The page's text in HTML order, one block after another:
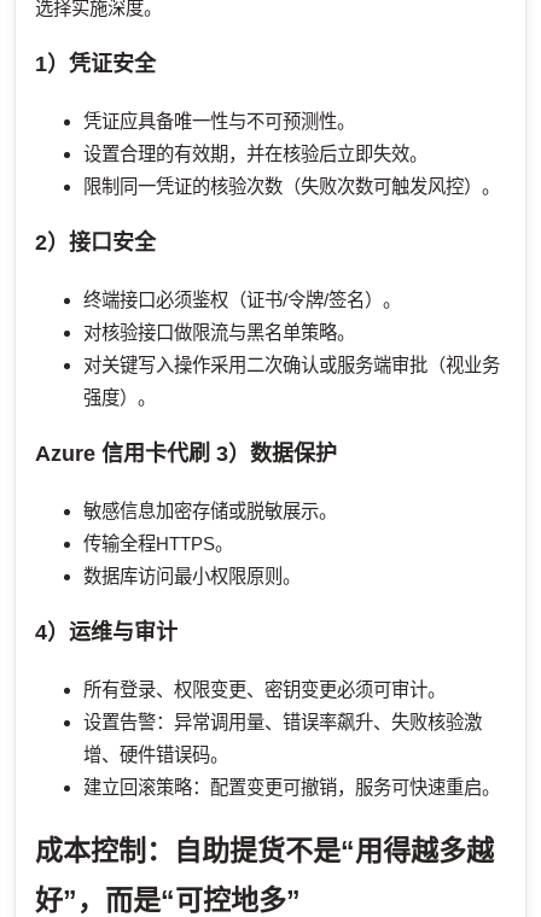
选择实施深度。
1）凭证安全
凭证应具备唯一性与不可预测性。
设置合理的有效期，并在核验后立即失效。
限制同一凭证的核验次数（失败次数可触发风控）。
2）接口安全
终端接口必须鉴权（证书/令牌/签名）。
对核验接口做限流与黑名单策略。
对关键写入操作采用二次确认或服务端审批（视业务
强度）。
Azure 信用卡代刷 3）数据保护
敏感信息加密存储或脱敏展示。
传输全程HTTPS。
数据库访问最小权限原则。
4）运维与审计
所有登录、权限变更、密钥变更必须可审计。
设置告警：异常调用量、错误率飙升、失败核验激
增、硬件错误码。
建立回滚策略：配置变更可撤销，服务可快速重启。
成本控制：自助提货不是“用得越多越
好”，而是“可控地多”